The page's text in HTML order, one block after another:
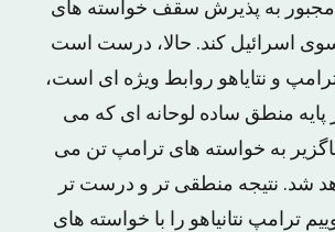
مجبور به پذیرش سقف خواسته های
اسرائیل کند. حالا، درست است
و نتایاهو روابط ویژه ای است،
پایه منطق ساده لوحانه ای که می
ناگزیر به خواسته های ترامپ تن می
شد. نتیجه منطقی تر و درست تر
ترامپ نتانیاهو را با خواسته های